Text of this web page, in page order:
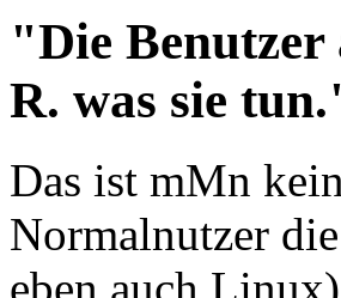
"Die Benutzer
R. was sie
Das ist mMn
Normalnutzer
eben auch